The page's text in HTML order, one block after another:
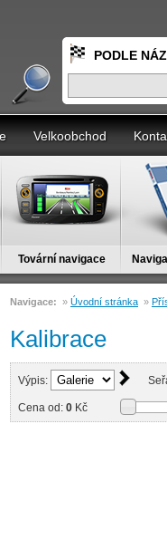
PODLE
Velkoobchod
Tovární navigace
Navigace: » Úvodní stránka »
Kalibrace
Výpis:
Cena od: 0 Kč